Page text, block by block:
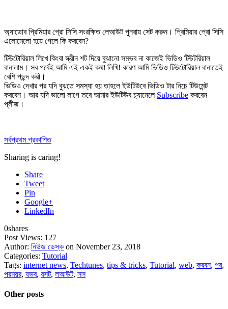
অ্যাডোব প্রিমিয়ার প্রো সিসি সংরক্ষিত লেআউট পুনরায় সেট করুন। প্রিমিয়ার প্রো সিসি
এলোমেলো হয়ে গেলে কি করবেন?
টিউটোরিয়াল লিখে কিংবা স্ক্রীন শট দিয়ে বুঝানো সম্ভব না কাজেই ভিডিও টিউটরিয়াল
বানালাম। সব পর্বেই আমি এই একই কথা লিখি! কারণ আমি ভিডিও টিউটোরিয়াল বানাতেই
বেশি পছন্দ করী।
ভিডিও দেখার পর যদি বুঝতে সমস্যা হয় তাহলে ইউটিউবে ভিডিও টার নিচে টিউমেন্ট
করবেন। আর যদি ভালো লাগে তবে আমার ইউটিউব চ্যানেলে Subscribe করবেন
প্লীজ।
সর্বপ্রথম প্রকাশিত
Sharing is caring!
Share
Tweet
Pin
Google+
LinkedIn
0shares
Post Views: 127
Author: নিউজ ডেস্ক on November 23, 2018
Categories: Tutorial
Tags: internet news, Techtunes, tips & tricks, Tutorial, web, করবন, পর,
পরময়র, যভব, রসট, লআউট, সস
Other posts